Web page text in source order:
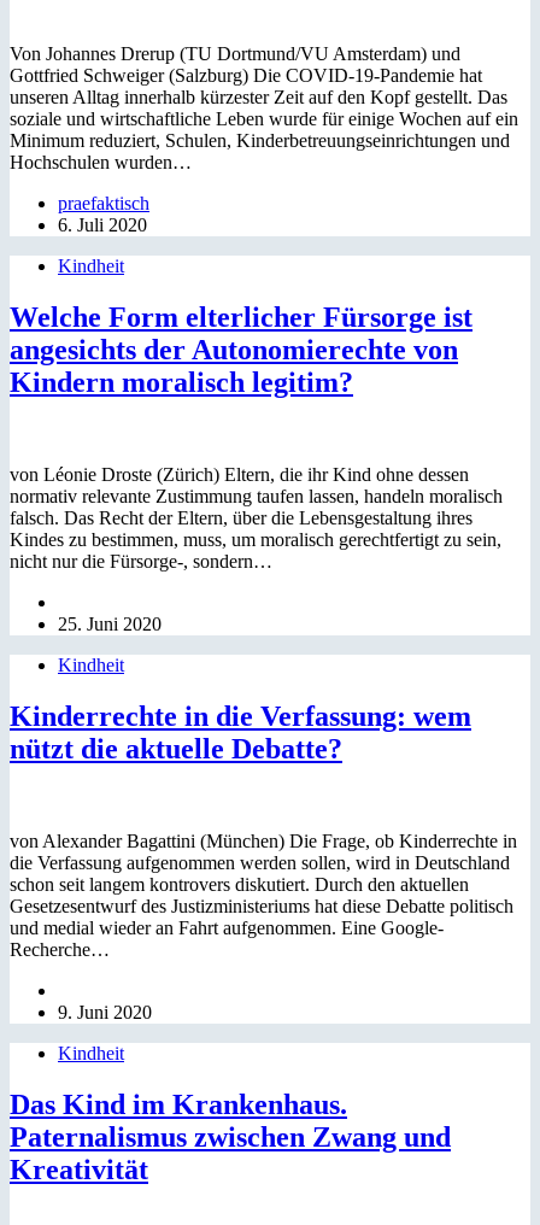
Von Johannes Drerup (TU Dortmund/VU Amsterdam) und
Gottfried Schweiger (Salzburg) Die COVID-19-Pandemie hat
unseren Alltag innerhalb kürzester Zeit auf den Kopf gestellt. Das
soziale und wirtschaftliche Leben wurde für einige Wochen auf ein
Minimum reduziert, Schulen, Kinderbetreuungseinrichtungen und
Hochschulen wurden…
praefaktisch
6. Juli 2020
Kindheit
Welche Form elterlicher Fürsorge ist
angesichts der Autonomierechte von
Kindern moralisch legitim?
von Léonie Droste (Zürich) Eltern, die ihr Kind ohne dessen
normativ relevante Zustimmung taufen lassen, handeln moralisch
falsch. Das Recht der Eltern, über die Lebensgestaltung ihres
Kindes zu bestimmen, muss, um moralisch gerechtfertigt zu sein,
nicht nur die Fürsorge-, sondern…
25. Juni 2020
Kindheit
Kinderrechte in die Verfassung: wem
nützt die aktuelle Debatte?
von Alexander Bagattini (München) Die Frage, ob Kinderrechte in
die Verfassung aufgenommen werden sollen, wird in Deutschland
schon seit langem kontrovers diskutiert. Durch den aktuellen
Gesetzesentwurf des Justizministeriums hat diese Debatte politisch
und medial wieder an Fahrt aufgenommen. Eine Google-
Recherche…
9. Juni 2020
Kindheit
Das Kind im Krankenhaus.
Paternalismus zwischen Zwang und
Kreativität